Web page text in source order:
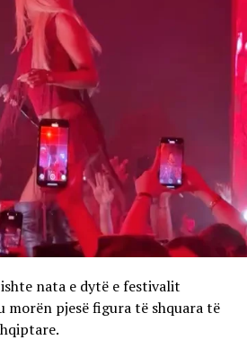
nata e dytë e festivalit
morën pjesë figura të shquara të